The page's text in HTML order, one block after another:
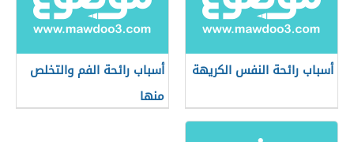
أسباب رائحة النفس الكريهة
أسباب رائحة الفم والتخلص
منها